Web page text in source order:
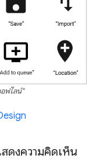
ฟไลน์"
สดงความคิดเห็น